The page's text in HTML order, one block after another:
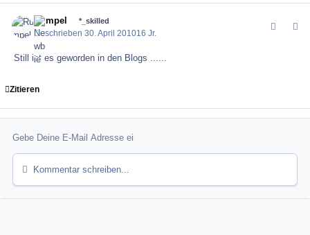
Rumpel *_skilled
Geschrieben30. April 201016 Jr.
Still ist es geworden in den Blogs ......
Zitieren
Kommentar schreiben...